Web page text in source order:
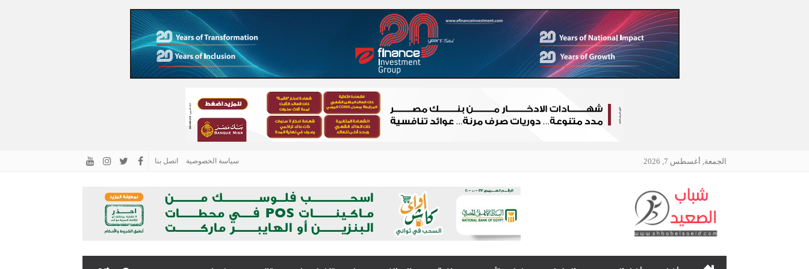
الجمعة, أغسطس 7, 2026 سياسة الخصوصية اتصل بنا
الرئيسية – شباب الصعيد
چرمين عامر تنضم إلى منظمة G100 التابعة للرابطة النسائية العالمية All Ladies League عن الإعلام الرقمي والتجارة الإلكترونية